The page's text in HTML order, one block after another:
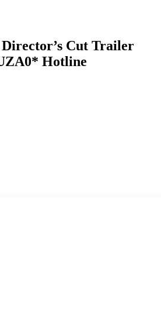
Director’s Cut Trailer
Hotline